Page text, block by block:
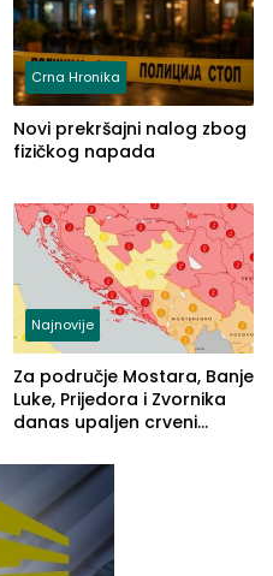
Crna Hronika
Novi prekršajni nalog zbog
fizičkog napada
Najnovije
Za područje Mostara, Banje
Luke, Prijedora i Zvornika
danas upaljen crveni